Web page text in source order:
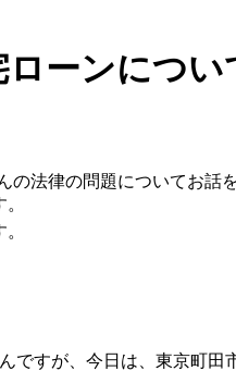
ーンについ
の法律の問題についてお
ですが、今日は、東京町田